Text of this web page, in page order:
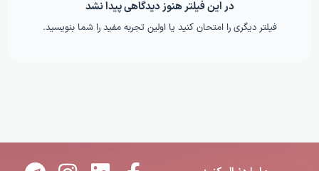
در این فیلتر هنوز دیدگاهی پیدا نشد
فیلتر دیگری را امتحان کنید یا اولین تجربه مفید را شما بنویسید.